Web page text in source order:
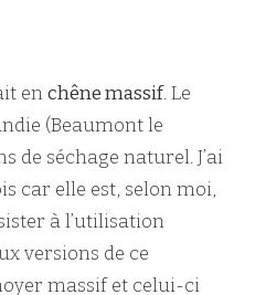
enchêne massif. Le
(Beaumont le
de séchage naturel. J’ai
car elle est, selon moi,
à l’utilisation
versions de ce
massif et celui-ci